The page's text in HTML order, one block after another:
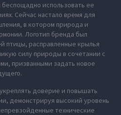
беспощадно использовать ее
Сейчас настало время для
в котором природа и
Логотип бренда был
птицы, расправленные крылья
силу природы в сочетании с
призванными задать новое
доверие и повышать
демонстрируя высокий уровень
технические